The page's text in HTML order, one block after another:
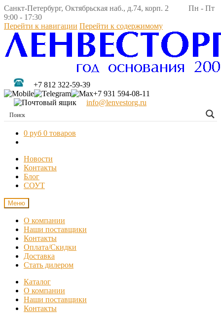
Санкт-Петербург, Октябрьская наб., д.74, корп. 2 Пн - Пт
9:00 - 17:30
Перейти к навигации Перейти к содержимому
+7 812 322-59-39
+7 931 594-08-11
info@lenvestorg.ru
0 руб 0 товаров
Новости
Контакты
Блог
СОУТ
Меню
О компании
Наши поставщики
Контакты
Оплата/Скидки
Доставка
Стать дилером
Каталог
О компании
Наши поставщики
Контакты